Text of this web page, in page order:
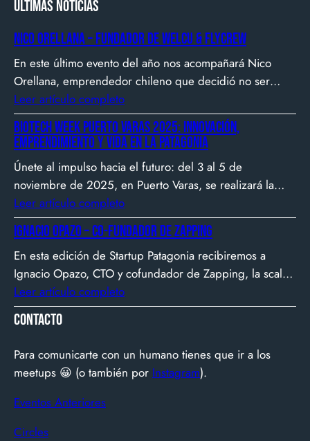
Últimas noticias
Nico Orellana – Fundador de Welcu & Flycrew
En este último evento del año nos acompañará Nico
Orellana, emprendedor chileno que decidió no ser
gerente, sino constructor de impacto. Desde que en
2007 fundó Webprendedor (¡un visionario!), evento
que buscó dar visibilidad al emprendimiento
tecnológico en Chile, hasta fundar Welcu, la primera
empresa latinoamericana acelerada por 500 Startups en
Silicon Valley.
Leer artículo completo
Biotech Week Puerto Varas 2025: Innovación,
emprendimiento y vida en la Patagonia
Únete al impulso hacia el futuro: del 3 al 5 de
noviembre de 2025, en Puerto Varas, se realizará la
Biotech Week Puerto Varas 2025 donde la
biotecnología, el emprendimiento y el entorno
patagónico convergen para transformar ideas en
impacto.
Leer artículo completo
Ignacio Opazo – Co-Fundador de Zapping
En esta edición de Startup Patagonia recibiremos a
Ignacio Opazo, CTO y cofundador de Zapping, la scale-
up chilena que está cambiando la manera en que
América Latina ve televisión. ​Zapping nació con una idea
simple y potente: ofrecer una experiencia de TV por
internet fluida, sin decodificadores ni contratos, y hoy
suma más de 600…
Leer artículo completo
Contacto
Para comunicarte con un humano tienes que ir a los
meetups 😀 (o también por Instagram).
Eventos Anteriores
Circles